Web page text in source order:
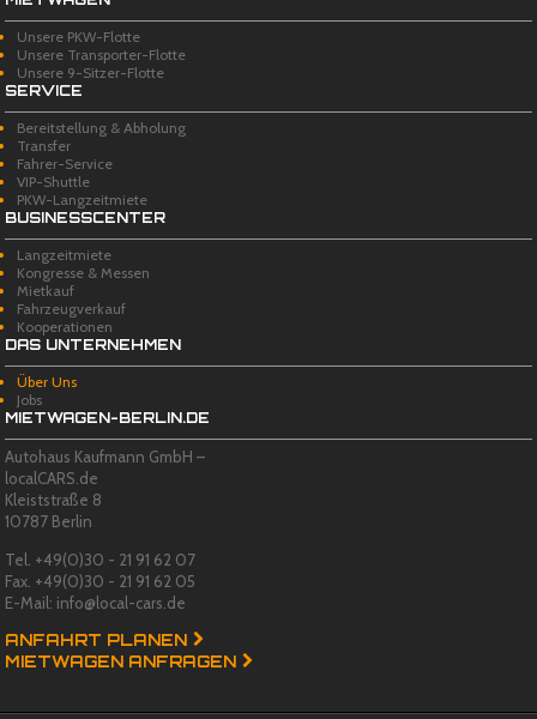
Unsere PKW-Flotte
Unsere Transporter-Flotte
Unsere 9-Sitzer-Flotte
SERVICE
Bereitstellung & Abholung
Transfer
Fahrer-Service
VIP-Shuttle
PKW-Langzeitmiete
BUSINESSCENTER
Langzeitmiete
Kongresse & Messen
Mietkauf
Fahrzeugverkauf
Kooperationen
DAS UNTERNEHMEN
Über Uns
Jobs
MIETWAGEN-BERLIN.DE
Autohaus Kaufmann GmbH –
localCARS.de
Kleiststraße 8
10787 Berlin
Tel. +49(0)30 - 21 91 62 07
Fax. +49(0)30 - 21 91 62 05
E-Mail: info@local-cars.de
ANFAHRT PLANEN
MIETWAGEN ANFRAGEN